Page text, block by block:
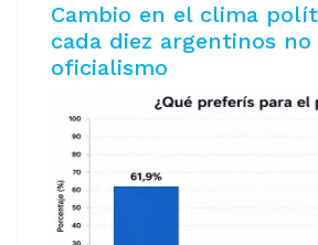
Cambio en el clima
cada diez argentinos
oficialismo